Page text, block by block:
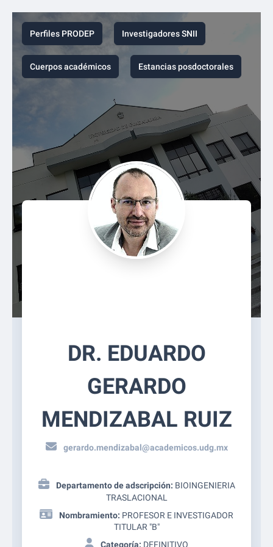
Perfiles PRODEP Investigadores SNII
Cuerpos académicos Estancias posdoctorales
DR. EDUARDO
GERARDO
MENDIZABAL RUIZ
gerardo.mendizabal@academicos.udg.mx
Departamento de adscripción: BIOINGENIERIA
TRASLACIONAL
Nombramiento: PROFESOR E INVESTIGADOR
TITULAR "B"
Categoría: DEFINITIVO